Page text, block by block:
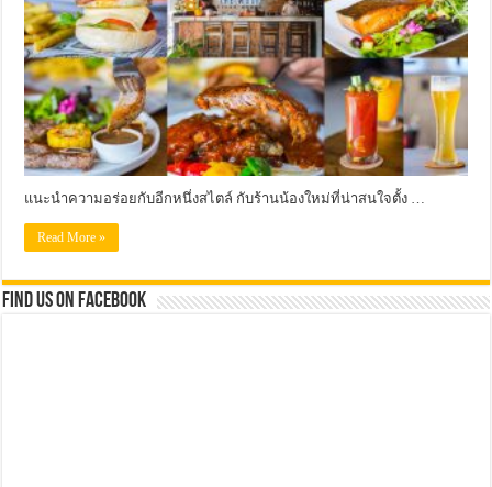
แนะนำความอร่อยกับอีกหนึ่งสไตล์ กับร้านน้องใหม่ที่น่าสนใจตั้ง …
Read More »
Find us on Facebook